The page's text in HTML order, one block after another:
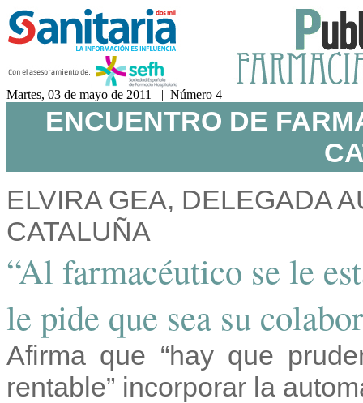
Martes, 03 de mayo de 2011 | Número 4
ENCUENTRO DE
ELVIRA GEA, DELEGADA
CATALUÑA
“Al farmacéutico se le
le pide que sea su
Afirma que “hay que
rentable” incorporar la